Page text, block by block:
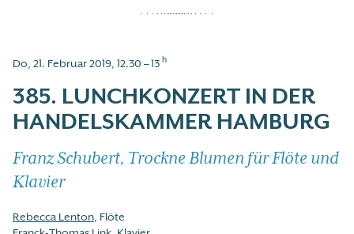
Do, 21. Februar 2019, 12.30 – 13 h
385. LUNCHKONZERT IN DER
HANDELSKAMMER HAMBURG
Franz Schubert, Trockne Blumen für Flöte und
Klavier
Rebecca Lenton, Flöte